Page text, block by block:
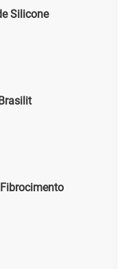
Silicone